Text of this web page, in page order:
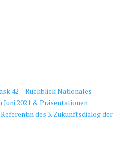
42 – Rückblick Nationales
2021 & Präsentationen
des 3. Zukunftsdialog der